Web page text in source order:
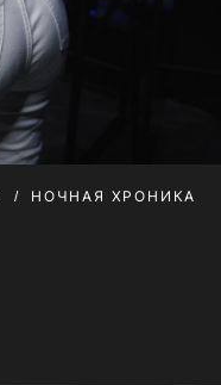
НОЧНАЯ ХРОНИКА